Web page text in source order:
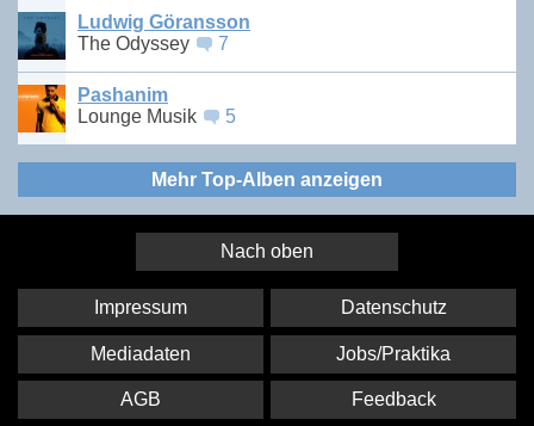
Ludwig Göransson
The Odyssey
7
Pashanim
Lounge Musik
5
Mehr Top-Alben anzeigen
Nach oben
Impressum Datenschutz
Mediadaten Jobs/Praktika
AGB Feedback